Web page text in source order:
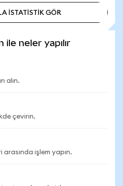
İSTATİSTİK GÖR
ile neler yapılır
alın.
çevirin.
arasında işlem yapın.